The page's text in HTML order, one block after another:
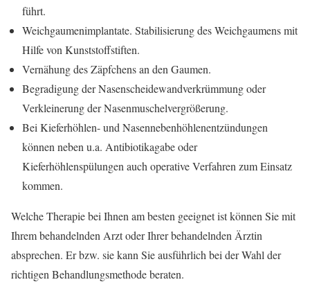
führt.
Weichgaumenimplantate. Stabilisierung des Weichgaumens mit
Hilfe von Kunststoffstiften.
Vernähung des Zäpfchens an den Gaumen.
Begradigung der Nasenscheidewandverkrümmung oder
Verkleinerung der Nasenmuschelvergrößerung.
Bei Kieferhöhlen- und Nasennebenhöhlenentzündungen
können neben u.a. Antibiotikagabe oder
Kieferhöhlenspülungen auch operative Verfahren zum Einsatz
kommen.
Welche Therapie bei Ihnen am besten geeignet ist können Sie mit
Ihrem behandelnden Arzt oder Ihrer behandelnden Ärztin
absprechen. Er bzw. sie kann Sie ausführlich bei der Wahl der
richtigen Behandlungsmethode beraten.